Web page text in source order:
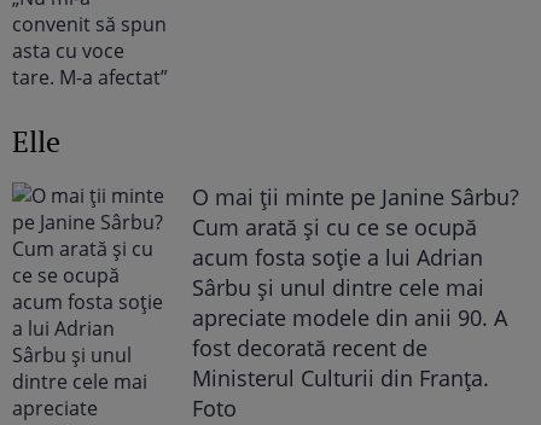
Elle
O mai ții minte pe Janine Sârbu?
Cum arată și cu ce se ocupă
acum fosta soție a lui Adrian
Sârbu și unul dintre cele mai
apreciate modele din anii 90. A
fost decorată recent de
Ministerul Culturii din Franța.
Foto